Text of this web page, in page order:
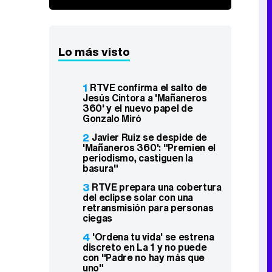
Lo más visto
1 RTVE confirma el salto de
Jesús Cintora a 'Mañaneros
360' y el nuevo papel de
Gonzalo Miró
2 Javier Ruiz se despide de
'Mañaneros 360': "Premien el
periodismo, castiguen la
basura"
3 RTVE prepara una cobertura
del eclipse solar con una
retransmisión para personas
ciegas
4 'Ordena tu vida' se estrena
discreto en La 1 y no puede
con "Padre no hay más que
uno"